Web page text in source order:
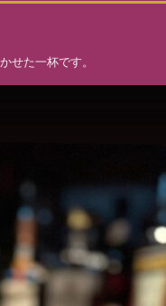
せた一杯です。